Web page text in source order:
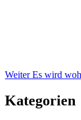
Weiter Es wird
Kategorien